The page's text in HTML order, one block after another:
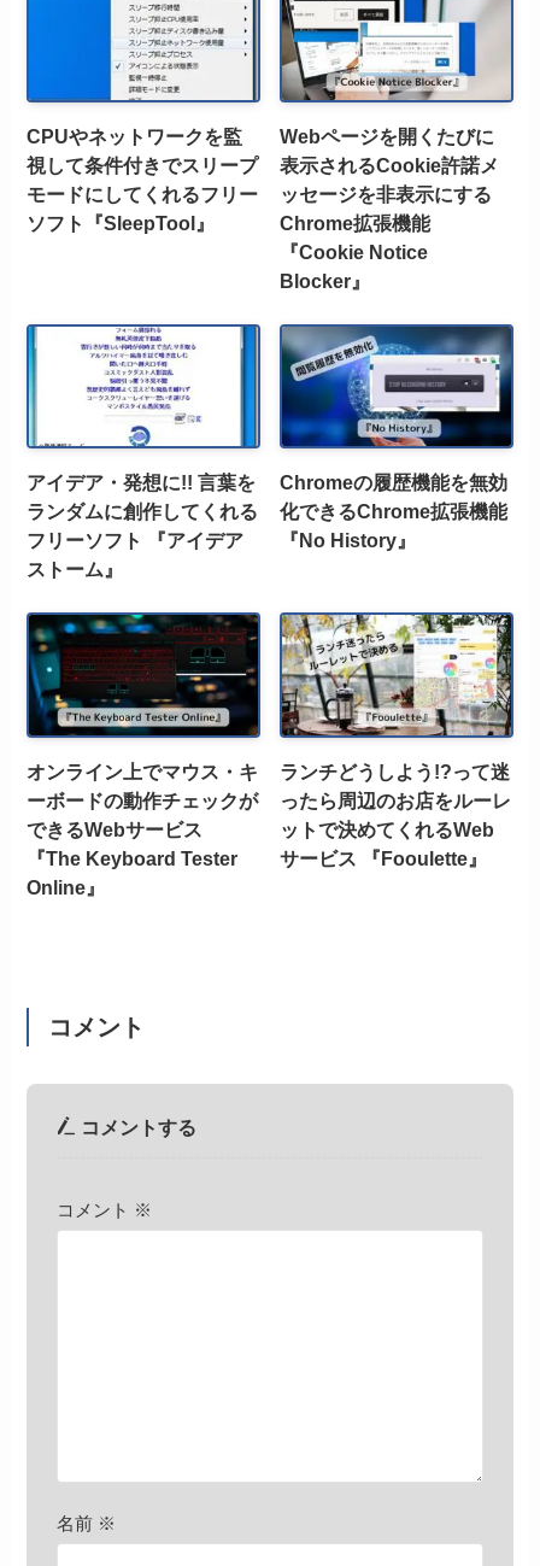
CPUやネットワークを監
視して条件付きでスリープ
モードにしてくれるフリー
ソフト『SleepTool』
Webページを開くたびに
表示されるCookie許諾メ
ッセージを非表示にする
Chrome拡張機能
『Cookie Notice
Blocker』
アイデア・発想に!! 言葉を
ランダムに創作してくれる
フリーソフト 『アイデア
ストーム』
Chromeの履歴機能を無効
化できるChrome拡張機能
『No History』
オンライン上でマウス・キ
ーボードの動作チェックが
できるWebサービス
『The Keyboard Tester
Online』
ランチどうしよう!?って迷
ったら周辺のお店をルーレ
ットで決めてくれるWeb
サービス 『Fooulette』
コメント
コメントする
コメント ※
名前 ※